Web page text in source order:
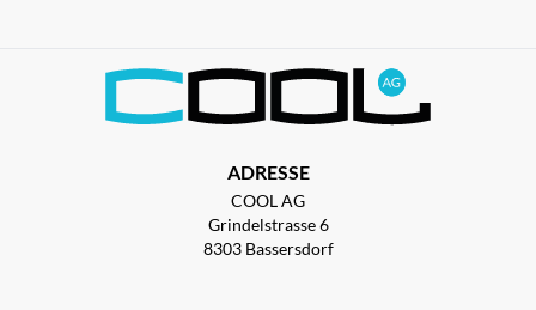
ADRESSE
COOL AG
Grindelstrasse 6
8303 Bassersdorf